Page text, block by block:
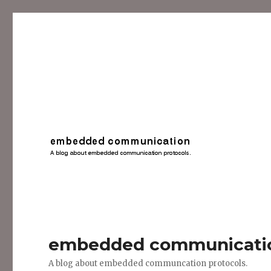
embedded
A blog about embedded communcation protocols.